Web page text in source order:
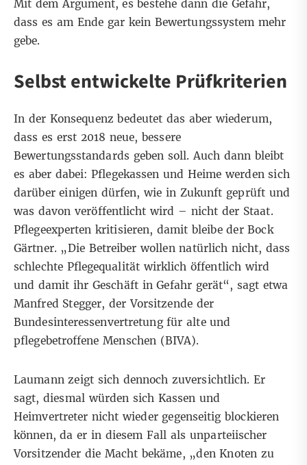
Mit dem Argument, es bestehe dann die Gefahr,
dass es am Ende gar kein Bewertungssystem mehr
gebe.
Selbst entwickelte Prüfkriterien
In der Konsequenz bedeutet das aber wiederum,
dass es erst 2018 neue, bessere
Bewertungsstandards geben soll. Auch dann bleibt
es aber dabei: Pflegekassen und Heime werden sich
darüber einigen dürfen, wie in Zukunft geprüft und
was davon veröffentlicht wird – nicht der Staat.
Pflegeexperten kritisieren, damit bleibe der Bock
Gärtner. „Die Betreiber wollen natürlich nicht, dass
schlechte Pflegequalität wirklich öffentlich wird
und damit ihr Geschäft in Gefahr gerät“, sagt etwa
Manfred Stegger, der Vorsitzende der
Bundesinteressenvertretung für alte und
pflegebetroffene Menschen (BIVA).
Laumann zeigt sich dennoch zuversichtlich. Er
sagt, diesmal würden sich Kassen und
Heimvertreter nicht wieder gegenseitig blockieren
können, da er in diesem Fall als unparteiischer
Vorsitzender die Macht bekäme, „den Knoten zu